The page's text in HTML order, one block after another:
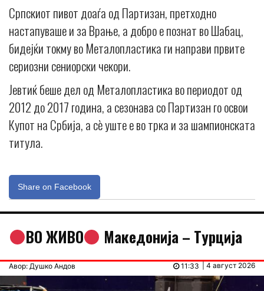
Српскиот пивот доаѓа од Партизан, претходно
настапуваше и за Врање, а добро е познат во Шабац,
бидејќи токму во Металопластика ги направи првите
сериозни сениорски чекори.
Јевтиќ беше дел од Металопластика во периодот од
2012 до 2017 година, а сезонава со Партизан го освои
Купот на Србија, а сè уште е во трка и за шампионската
титула.
Share on Facebook
ВО ЖИВО Македонија – Tурција
Авор: Душко Андов | 4 август 2026
11:33